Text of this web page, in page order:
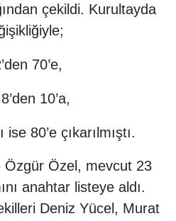
çekildi. Kurultayda
70’e,
10’a,
80’e çıkarılmıştı.
Özgür Özel, mevcut 23
anahtar listeye aldı.
Deniz Yücel, Murat